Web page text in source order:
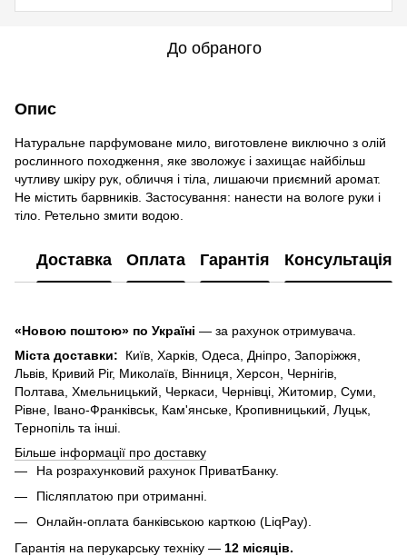
До обраного
Опис
Натуральне парфумоване мило, виготовлене виключно з олій
рослинного походження, яке зволожує і захищає найбільш
чутливу шкіру рук, обличчя і тіла, лишаючи приємний аромат.
Не містить барвників. Застосування: нанести на вологе руки і
тіло. Ретельно змити водою.
Доставка Оплата Гарантія Консультація
«Новою поштою» по Україні — за рахунок отримувача.
Міста доставки: Київ, Харків, Одеса, Дніпро, Запоріжжя,
Львів, Кривий Ріг, Миколаїв, Вінниця, Херсон, Чернігів,
Полтава, Хмельницький, Черкаси, Чернівці, Житомир, Суми,
Рівне, Івано-Франківськ, Кам'янське, Кропивницький, Луцьк,
Тернопіль та інші.
Більше інформації про доставку
На розрахунковий рахунок ПриватБанку.
Післяплатою при отриманні.
Онлайн-оплата банківською карткою (LiqPay).
Гарантія на перукарську техніку — 12 місяців.